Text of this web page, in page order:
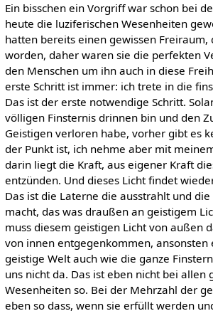
Ein bisschen ein Vorgriff war schon bei
heute die luziferischen Wesenheiten
hatten bereits einen gewissen Freiraum,
worden, daher waren sie die perfekten
den Menschen um ihn auch in diese
erste Schritt ist immer: ich trete in die
Das ist der erste notwendige Schritt.
völligen Finsternis drinnen bin und den
Geistigen verloren habe, vorher gibt es
der Punkt ist, ich nehme aber mit
darin liegt die Kraft, aus eigener Kraft
entzünden. Und dieses Licht findet
Das ist die Laterne die ausstrahlt und
macht, das was draußen an geistigem
muss diesem geistigen Licht von außen
von innen entgegenkommen, ansonsten
geistige Welt auch wie die ganze
uns nicht da. Das ist eben nicht bei allen
Wesenheiten so. Bei der Mehrzahl der
eben so dass, wenn sie erfüllt werden